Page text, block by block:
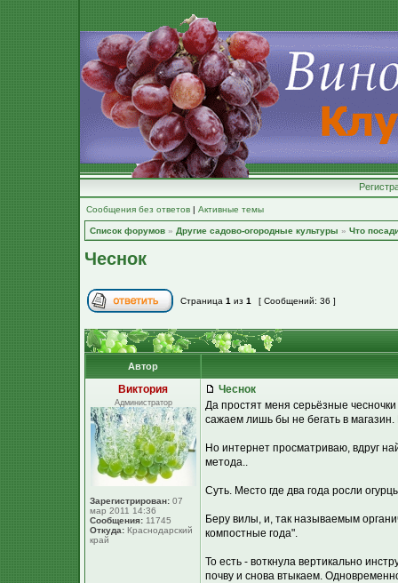
Сообщения без ответов | Активные темы
Список форумов » Другие садово-огородные культуры » Что
Чеснок
Страница 1 из 1 [ Сообщений: 36 ]
Автор
Виктория
Администратор
Зарегистрирован: 07
мар 2011 14:36
Сообщения: 11745
Откуда: Краснодарский
край
Чеснок
Да простят меня серьёзные
сажаем лишь бы не бегать в
Но интернет просматриваю, вдруг
метода..
Суть. Место где два года росли
Беру вилы, и, так называемым
компостные года".
То есть - воткнула вертикально
почву и снова втыкаем.